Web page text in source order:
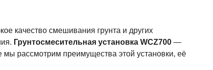
качество смешивания грунта и других
Грунтосмесительная установка WCZ700 —
рассмотрим преимущества этой установки, её